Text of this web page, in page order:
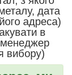
дата
адреса)
в
вибору)